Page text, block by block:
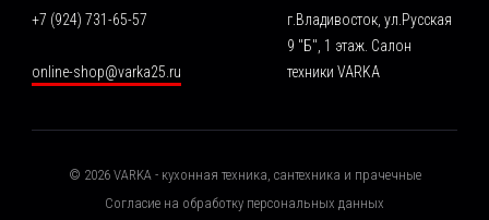
+7 (924) 731-65-57
online-shop@varka25.ru
г.Владивосток, ул.Русская
9 "Б", 1 этаж. Салон
техники VARKA
© 2026VARKA - кухонная техника, сантехника и прачечные
Согласие на обработку персональных данных